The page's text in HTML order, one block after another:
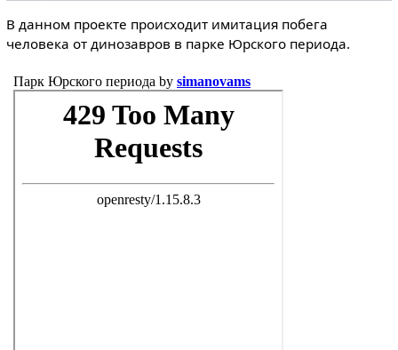
В данном проекте происходит имитация побега
человека от динозавров в парке Юрского периода.